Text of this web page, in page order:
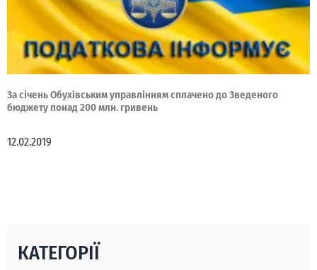
За січень Обухівським управлінням сплачено до Зведеного
бюджету понад 200 млн. гривень
12.02.2019
КАТЕГОРІЇ